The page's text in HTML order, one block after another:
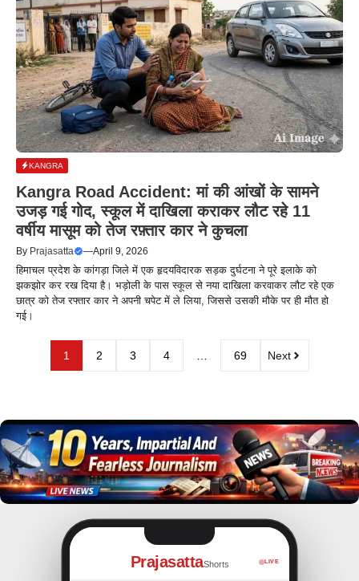
KANGRA
Kangra Road Accident: मां की आंखों के सामने
उजड़ गई गोद, स्कूल में दाखिला कराकर लौट रहे 11
वर्षीय मासूम को तेज रफ़्तार कार ने कुचला
By Prajasatta —April 9, 2026
हिमाचल प्रदेश के कांगड़ा जिले में एक हृदयविदारक सड़क दुर्घटना ने पूरे इलाके को
झकझोर कर रख दिया है। भड़ोली के पास स्कूल से नया दाखिला करवाकर लौट रहे एक
छात्र को तेज रफ्तार कार ने अपनी चपेट में ले लिया, जिससे उसकी मौके पर ही मौत हो
गई।
1 2 3 4 … 69 Next
PrajasattaShorts LIVE